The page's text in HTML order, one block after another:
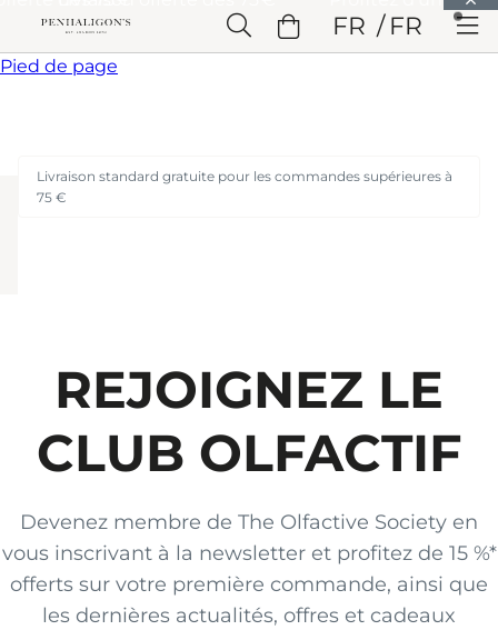
Passer à En-tête Passer à Contenu principalPasser à
Pied de page
FR FR
Livraison standard gratuite pour les commandes supérieures à
75 €
REJOIGNEZ LE
CLUB OLFACTIF
Devenez membre de The Olfactive Society en
vous inscrivant à la newsletter et profitez de 15 %*
offerts sur votre première commande, ainsi que
les dernières actualités, offres et cadeaux